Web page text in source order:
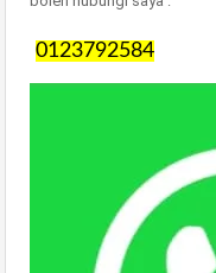
0123792584